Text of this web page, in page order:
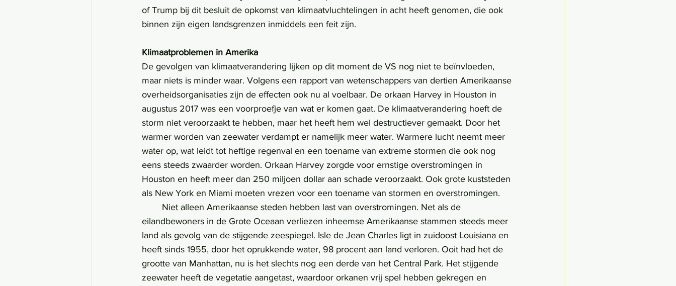
of Trump bij dit besluit de opkomst van klimaatvluchtelingen in acht heeft genomen, die ook
binnen zijn eigen landsgrenzen inmiddels een feit zijn.
Klimaatproblemen in Amerika
De gevolgen van klimaatverandering lijken op dit moment de VS nog niet te beïnvloeden,
maar niets is minder waar. Volgens een rapport van wetenschappers van dertien Amerikaanse
overheidsorganisaties zijn de effecten ook nu al voelbaar. De orkaan Harvey in Houston in
augustus 2017 was een voorproefje van wat er komen gaat. De klimaatverandering hoeft de
storm niet veroorzaakt te hebben, maar het heeft hem wel destructiever gemaakt. Door het
warmer worden van zeewater verdampt er namelijk meer water. Warmere lucht neemt meer
water op, wat leidt tot heftige regenval en een toename van extreme stormen die ook nog
eens steeds zwaarder worden. Orkaan Harvey zorgde voor ernstige overstromingen in
Houston en heeft meer dan 250 miljoen dollar aan schade veroorzaakt. Ook grote kuststeden
als New York en Miami moeten vrezen voor een toename van stormen en overstromingen.
eilandbewoners in de Grote Oceaan verliezen inheemse Amerikaanse stammen steeds meer
land als gevolg van de stijgende zeespiegel. Isle de Jean Charles ligt in zuidoost Louisiana en
heeft sinds 1955, door het oprukkende water, 98 procent aan land verloren. Ooit had het de
grootte van Manhattan, nu is het slechts nog een derde van het Central Park. Het stijgende
zeewater heeft de vegetatie aangetast, waardoor orkanen vrij spel hebben gekregen en